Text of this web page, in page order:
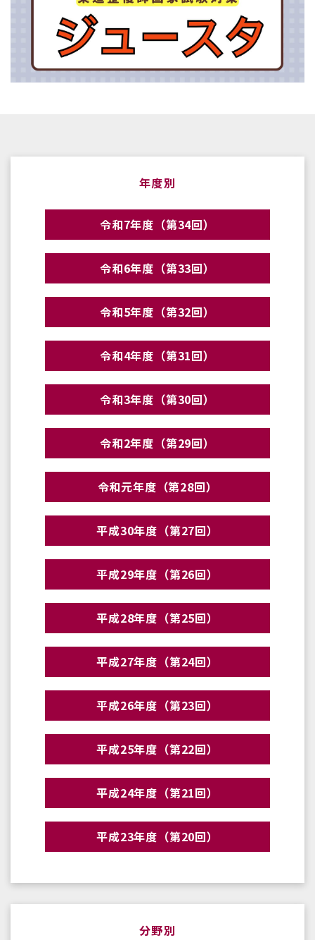
年度別
令和7年度（第34回）
令和6年度（第33回）
令和5年度（第32回）
令和4年度（第31回）
令和3年度（第30回）
令和2年度（第29回）
令和元年度（第28回）
平成30年度（第27回）
平成29年度（第26回）
平成28年度（第25回）
平成27年度（第24回）
平成26年度（第23回）
平成25年度（第22回）
平成24年度（第21回）
平成23年度（第20回）
分野別